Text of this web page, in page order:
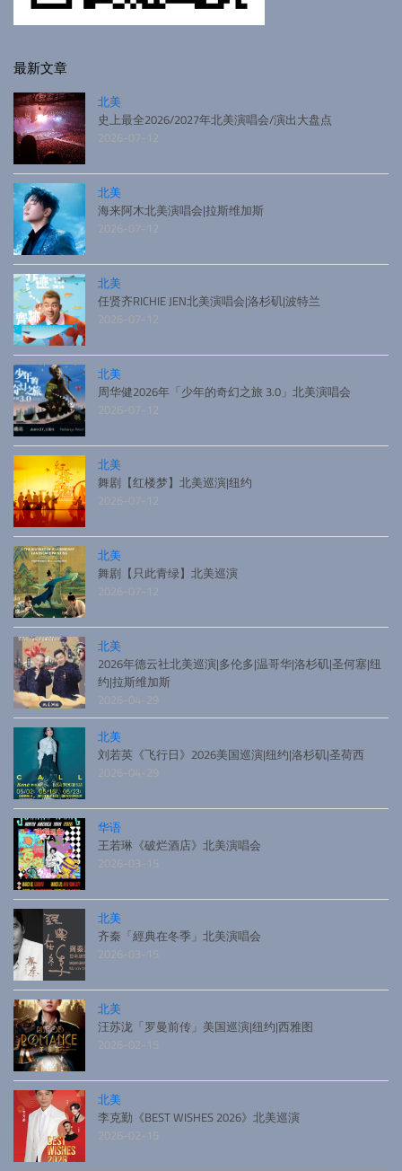
最新文章
北美
史上最全2026/2027年北美演唱会/演出大盘点
2026-07-12
北美
海来阿木北美演唱会|拉斯维加斯
2026-07-12
北美
任贤齐RICHIE JEN北美演唱会|洛杉矶|波特兰
2026-07-12
北美
周华健2026年「少年的奇幻之旅 3.0」北美演唱会
2026-07-12
北美
舞剧【红楼梦】北美巡演|纽约
2026-07-12
北美
舞剧【只此青绿】北美巡演
2026-07-12
北美
2026年德云社北美巡演|多伦多|温哥华|洛杉矶|圣何塞|纽
约|拉斯维加斯
2026-04-29
北美
刘若英《飞行日》2026美国巡演|纽约|洛杉矶|圣荷西
2026-04-29
华语
王若琳《破烂酒店》北美演唱会
2026-03-15
北美
齐秦「經典在冬季」北美演唱会
2026-03-15
北美
汪苏泷「罗曼前传」美国巡演|纽约|西雅图
2026-02-15
北美
李克勤《BEST WISHES 2026》北美巡演
2026-02-15